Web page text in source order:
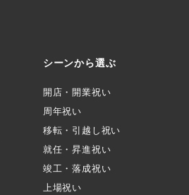
シーンから選ぶ
開店・開業祝い
周年祝い
移転・引越し祝い
就任・昇進祝い
竣工・落成祝い
上場祝い